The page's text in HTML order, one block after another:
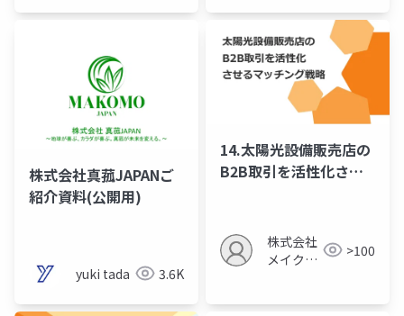
株式会社真菰JAPANご
紹介資料(公開用)
yuki tada 3.6K
14.太陽光設備販売店の
B2B取引を活性化させ
株式会社
メイクア
>100